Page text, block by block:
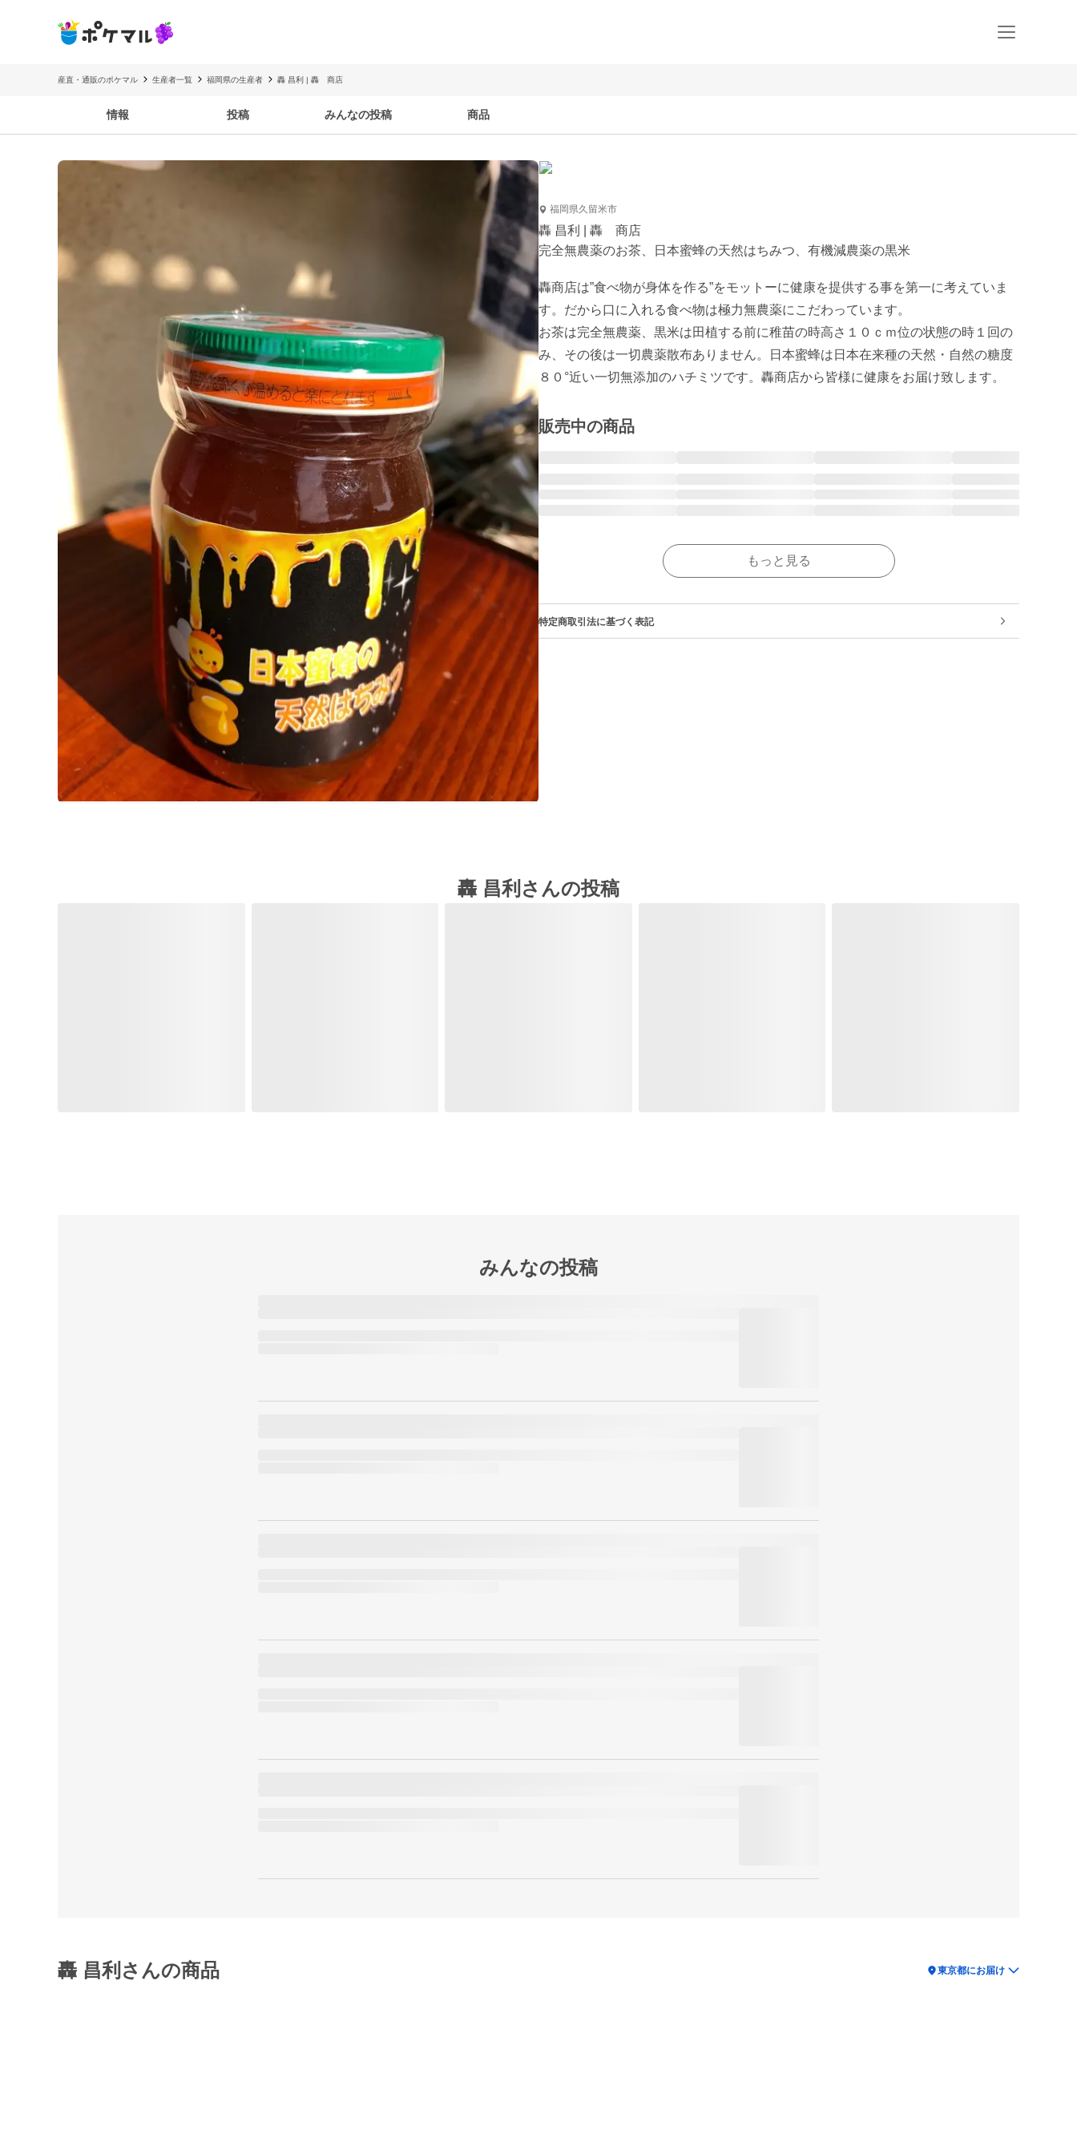
産直・通販のポケマル 生産者一覧 福岡県の生産者 轟 昌利 | 轟 商店
情報 投稿 みんなの投稿 商品
福岡県久留米市
轟 昌利 | 轟 商店
完全無農薬のお茶、日本蜜蜂の天然はちみつ、有機減農薬の黒米
轟商店は”食べ物が身体を作る”をモットーに健康を提供する事を第一に考えていま
す。だから口に入れる食べ物は極力無農薬にこだわっています。
お茶は完全無農薬、黒米は田植する前に稚苗の時高さ１０ｃｍ位の状態の時１回の
み、その後は一切農薬散布ありません。日本蜜蜂は日本在来種の天然・自然の糖度
８０°近い一切無添加のハチミツです。轟商店から皆様に健康をお届け致します。
販売中の商品
もっと見る
特定商取引法に基づく表記
轟 昌利さんの投稿
みんなの投稿
轟 昌利さんの商品 location_on東京都にお届け